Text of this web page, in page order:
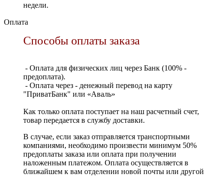
недели.
Оплата
Способы оплаты заказа
- Оплата для физических лиц через Банк (100% -
предоплата).
- Оплата через - денежный перевод на карту
"ПриватБанк" или «Аваль»
Как только оплата поступает на наш расчетный счет,
товар передается в службу доставки.
В случае, если заказ отправляется транспортными
компаниями, необходимо произвести минимум 50%
предоплаты заказа или оплата при получении
наложенным платежом. Оплата осуществляется в
ближайшем к вам отделении новой почты или другой